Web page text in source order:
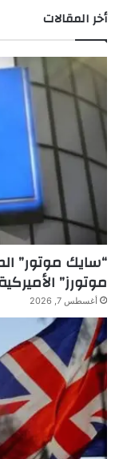
أخر المقالات
“سايك موتور”
موتورز” الأميركية
أغسطس 7, 2026